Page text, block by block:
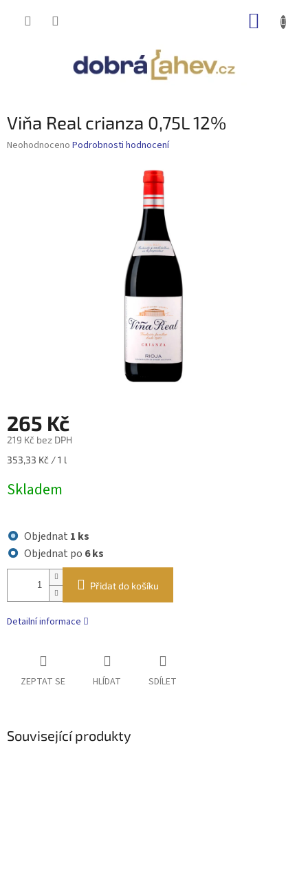
Viňa Real crianza 0,75L 12%
Průměrné
Neohodnoceno Podrobnosti hodnocení
265 Kč
219 Kč bez DPH
Měrná
353,33 Kč / 1 l
Skladem
Objednat 1 ks
Objednat po 6 ks
Přidat do košíku
Detailní informace
ZEPTAT SE HLÍDAT SDÍLET
Související produkty